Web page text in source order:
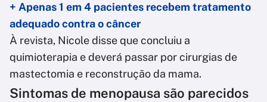
+ Apenas 1 em 4 pacientes recebem tratamento
adequado contra o câncer
À revista, Nicole disse que concluiu a
quimioterapia e deverá passar por cirurgias de
mastectomia e reconstrução da mama.
Sintomas de menopausa são parecidos